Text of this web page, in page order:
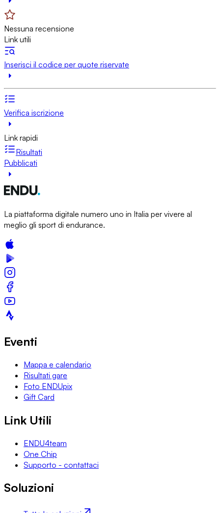
Nessuna recensione
Link utili
Inserisci il codice per quote riservate
Verifica iscrizione
Link rapidi
Risultati
Pubblicati
La piattaforma digitale numero uno in Italia per vivere al
meglio gli sport di endurance.
Eventi
Mappa e calendario
Risultati gare
Foto ENDUpix
Gift Card
Link Utili
ENDU4team
One Chip
Supporto - contattaci
Soluzioni